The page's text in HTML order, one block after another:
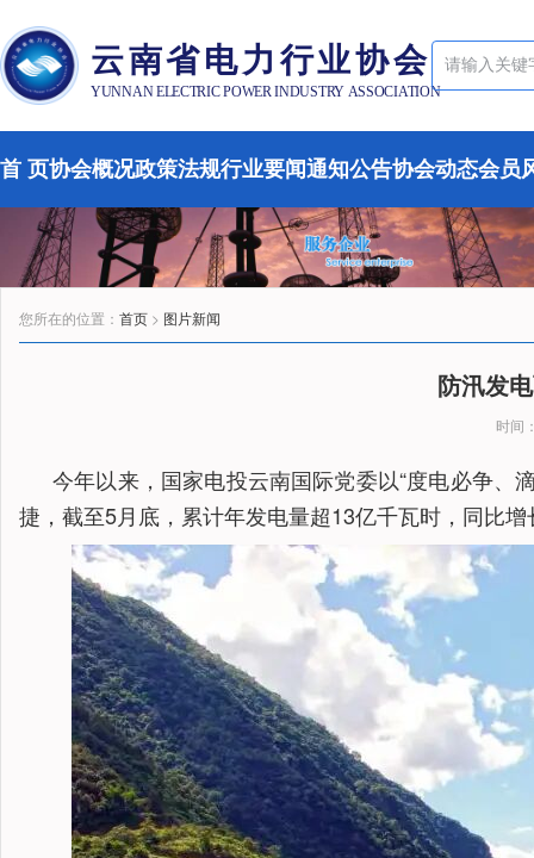
云南省电力行业协会
YUNNAN ELECTRIC POWER INDUSTRY ASSOCIATION
首 页协会概况政策法规行业要闻通知公告协会动态会员
您所在的位置： 首页 > 图片新闻
防汛发
时间
今年以来，国家电投云南国际党委以“度电必争、
捷，截至5月底，累计年发电量超13亿千瓦时，同比